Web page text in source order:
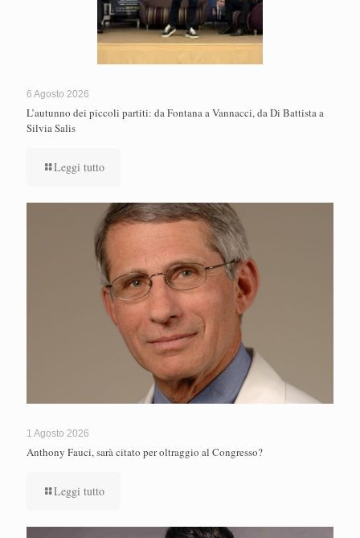
6 Agosto 2026
L’autunno dei piccoli partiti: da Fontana a Vannacci, da Di Battista a
Silvia Salis
Leggi tutto
1 Agosto 2026
Anthony Fauci, sarà citato per oltraggio al Congresso?
Leggi tutto